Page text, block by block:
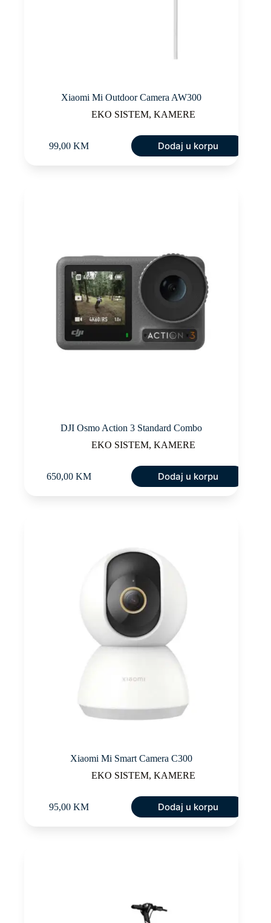
Xiaomi Mi Outdoor Camera AW300
EKO SISTEM,KAMERE
99,00 KM Dodaj u korpu
DJI Osmo Action 3 Standard Combo
EKO SISTEM,KAMERE
650,00 KM Dodaj u korpu
Xiaomi Mi Smart Camera C300
EKO SISTEM,KAMERE
95,00 KM Dodaj u korpu